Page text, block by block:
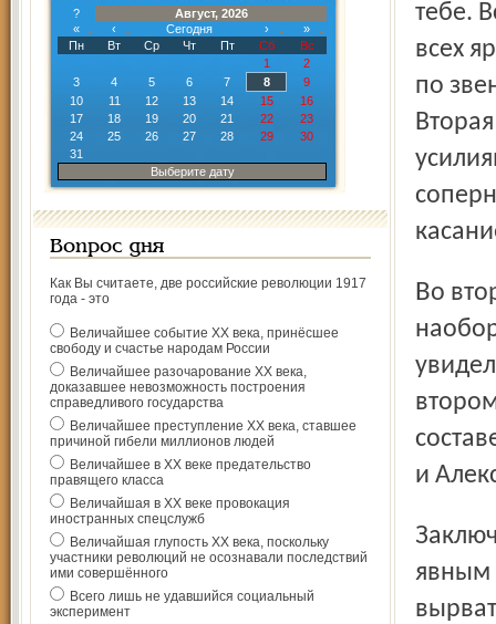
?
Август, 2026
«
‹ Сегодня ›
»
Пн
Вт Ср Чт Пт Сб
Вс
1
2
3
4 5 6 7 8
9
10
11 12 13 14 15
16
17
18 19 20 21 22
23
24
25 26 27 28 29
30
31
Выберите дату
Вопрос дня
Как Вы считаете, две российские революции 1917
года - это
Величайшее событие ХХ века, принёсшее
свободу и счастье народам России
Величайшее разочарование ХХ века,
доказавшее невозможность построения
справедливого государства
Величайшее преступление ХХ века, ставшее
причиной гибели миллионов людей
Величайшее в ХХ веке предательство
правящего класса
Величайшая в ХХ веке провокация
иностранных спецслужб
Величайшая глупость ХХ века, поскольку
участники революций не осознавали последствий
ими совершённого
Всего лишь не удавшийся социальный
эксперимент
тебе.
всех
по
Во втором периоде все происходило с точностью да
и
Заключительный отрезок встречи также проходил за
явным